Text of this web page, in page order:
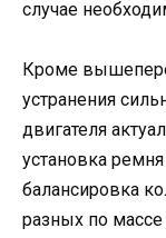
случае
Кроме
устранения
двигателя
установка
балансировка
разных по